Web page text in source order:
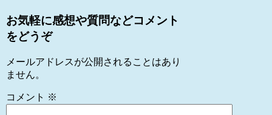
お気軽に感想や質問などコメント
をどうぞ
メールアドレスが公開されることはあり
ません。
コメント ※